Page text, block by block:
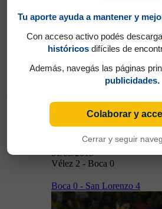
Vélez 2 - Boca 0
31/05/2015
Vélez 2 - Boca 0
Boca 0 - San Lorenzo 4
Tu aporte ayuda a mantener y
Con acceso activo podés
históricos difíciles de
Además, navegás las páginas
publicidades.
Colaborar y
Cerrar y seguir